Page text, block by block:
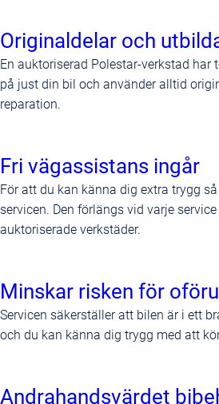
Originaldelar och
En auktoriserad Polestar-verkstad har
på just din bil och använder alltid
reparation.
Fri vägassistans ingår
För att du kan känna dig extra trygg
servicen. Den förlängs vid varje
auktoriserade verkstäder.
Minskar risken för
Servicen säkerställer att bilen är i ett
och du kan känna dig trygg med att
Andrahandsvärdet